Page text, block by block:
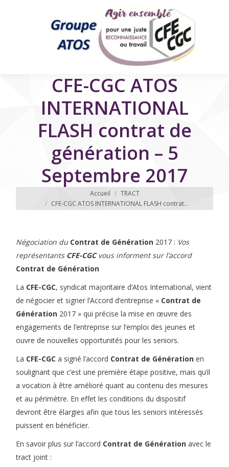
CFE-CGC ATOS
INTERNATIONAL
FLASH contrat de
génération – 5
Septembre 2017
Accueil
TRACT
CFE-CGC ATOS INTERNATIONAL FLASH contrat…
Négociation du Contrat de Génération 2017 : Vos
représentants CFE-CGCvous informent sur l’accord
Contrat de Génération
La CFE-CGC, syndicat majoritaire d’Atos International, vient
de négocier et signer l’Accord d’entreprise « Contrat de
Génération 2017 » qui précise la mise en œuvre des
engagements de l’entreprise sur l’emploi des jeunes et
ouvre de nouvelles opportunités pour les seniors.
La CFE-CGC a signé l’accord Contrat de Génération en
soulignant que c’est une première étape positive, mais qu’il
a vocation à être amélioré quant au contenu des mesures
et au périmètre. En effet les conditions du dispositif
devront être élargies afin que tous les seniors intéressés
puissent en bénéficier.
En savoir plus sur l’accord Contrat de Génération avec le
tract joint :